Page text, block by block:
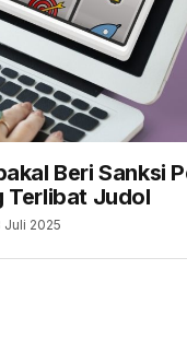
Beri Sanksi
Terlibat Judol
Juli 2025